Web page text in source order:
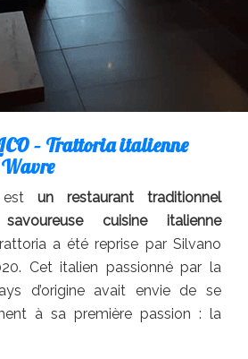
– Trattoria italienne
est un restaurant traditionnel
cuisine italienne
a été reprise par Silvano
Cet italien passionné par la
d’origine avait envie de se
à sa première passion : la